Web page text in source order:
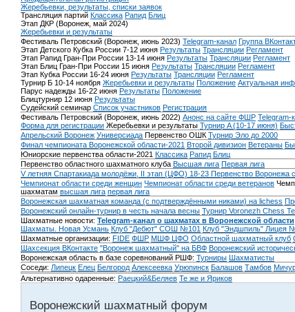
Жеребьевки, результаты, списки заявок
Трансляция партий Классика Рапид Блиц
Этап ДКР (Воронеж, май 2024)
Жеребьевки и результаты
Фестиваль Петровский (Воронеж, июнь 2023) Telegram-канал Группа
Этап Детского Кубка России 7-12 июня Результаты Трансляции Регламент
Этап Рапид Гран-При России 13-14 июня Результаты Трансляции Регламент
Этап Блиц Гран-При России 15 июня Результаты Трансляции Регламент
Этап Кубка России 16-24 июня Результаты Трансляции Регламент
Турнир Б 10-14 ноября Жеребьевки и результаты Положение Актуальная
Парус надежды 16-22 июня Результаты Положение
Блицтурнир 12 июня Результаты
Судейский семинар Список участников Регистрация
Фестиваль Петровский (Воронеж, июнь 2022) Анонс на сайте ФШР Telegram-
Форма для регистрации Жеребьевки и результаты Турнир A (10-17 июня)
Апрельский Воронеж Универсиада Первенство ОШК Турнир Эло до 2000
Финал чемпионата Воронежской области-2021 Второй дивизион Ветераны
Юниорские первенства области-2021 Классика Рапид Блиц
Первенство областного шахматного клуба Высшая лига Первая лига
V летняя Спартакиада молодёжи, II этап (ЦФО) 18-23 Первенство Воронежа
Чемпионат области среди женщин Чемпионат области среди ветеранов
шахматам высшая лига первая лига
Воронежская шахматная команда (с подтверждёнными никами) на lichess
Воронежский онлайн-турнир в честь начала весны Турнир Voronezh Chess
Шахматные новости: Telegram-канал о шахматах в Воронежской области
Шахматы. Новая Усмань Клуб "Дебют" СОШ №101 Клуб "Эндшпиль" Лицея
Шахматные организации: FIDE ФШР МШФ ЦФО Областной шахматный клуб
Шахсекция ВКонтакте "Воронеж шахматный" на БВФ Воронежский
Воронежская область в базе соревнований РШФ: Турниры Шахматисты
Соседи: Липецк Елец Белгород Алексеевка Урюпинск Балашов Тамбов
Альтернативно одаренные: Раецкий&Беляев Те же и Яриков
Воронежский шахматный форум